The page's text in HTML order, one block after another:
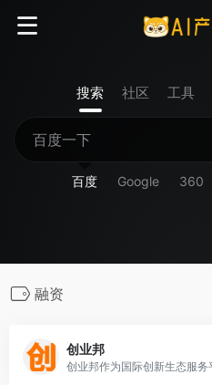
搜索 社区 工具
百度 Google 360
融资
创业邦